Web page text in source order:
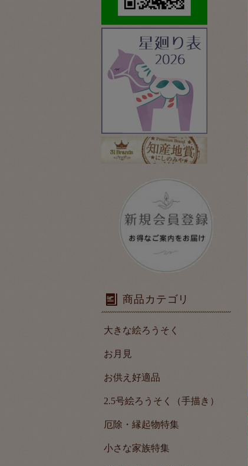
商品カテゴリ
大きな絵ろうそく
お月見
お供え好適品
2.5号絵ろうそく（手描き）
厄除・縁起物特集
小さな家族特集